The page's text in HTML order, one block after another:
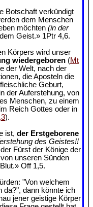
Botschaft verkündigt
dem Menschen
möchten (in der
Geist.» 1Ptr 4,6.
Körpers wird unser
wiedergeboren (Mt
der Welt, nach der
die Aposteln die
Geburt,
der Auferstehung, von
Menschen, zu einem
Reich Gottes oder in
).
ist, der Erstgeborene
des Geistes!!
Fürst der Könige der
unseren Sünden
Off 1,5.
"Von welchem
da?", dann könnte ich
jener geistige Körper